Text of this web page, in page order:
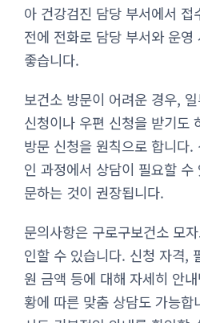
아 건강검진 담당 부서에서
전에 전화로 담당 부서와 운영
좋습니다.
보건소 방문이 어려운 경우,
신청이나 우편 신청을 받기도
방문 신청을 원칙으로 합니다
인 과정에서 상담이 필요할
문하는 것이 권장됩니다.
문의사항은 구로구보건소 모
인할 수 있습니다. 신청 자격,
원 금액 등에 대해 자세히 안
황에 따른 맞춤 상담도 가능합